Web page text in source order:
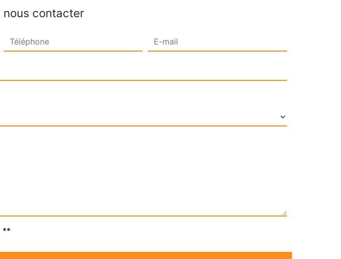
nous contacter
**